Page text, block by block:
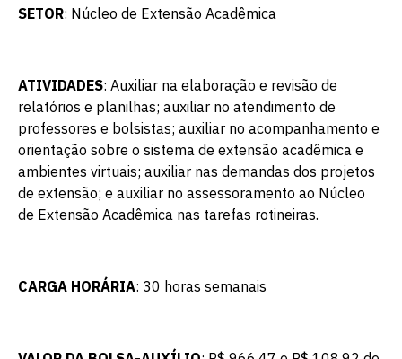
SETOR: Núcleo de Extensão Acadêmica
ATIVIDADES: Auxiliar na elaboração e revisão de
relatórios e planilhas; auxiliar no atendimento de
professores e bolsistas; auxiliar no acompanhamento e
orientação sobre o sistema de extensão acadêmica e
ambientes virtuais; auxiliar nas demandas dos projetos
de extensão; e auxiliar no assessoramento ao Núcleo
de Extensão Acadêmica nas tarefas rotineiras.
CARGA HORÁRIA: 30 horas semanais